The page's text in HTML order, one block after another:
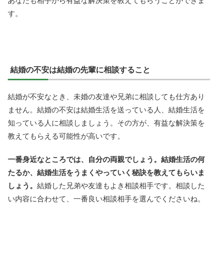
す。
結婚の不安は結婚の先輩に相談すること
結婚が不安なとき、未婚の友達や兄弟に相談しても仕方あり
ません。結婚の不安は結婚生活を送っている人、結婚生活を
知っている人に相談しましょう。その方が、有益な解決策を
教えてもらえる可能性が高いです。
一番身近なところでは、自分の両親でしょう。結婚生活の何
たるか、結婚生活をうまくやっていく秘訣を教えてもらいま
しょう。 結婚した兄弟や友達もよき相談相手です。相談した
い内容に合わせて、一番良い相談相手を選んでくださいね。